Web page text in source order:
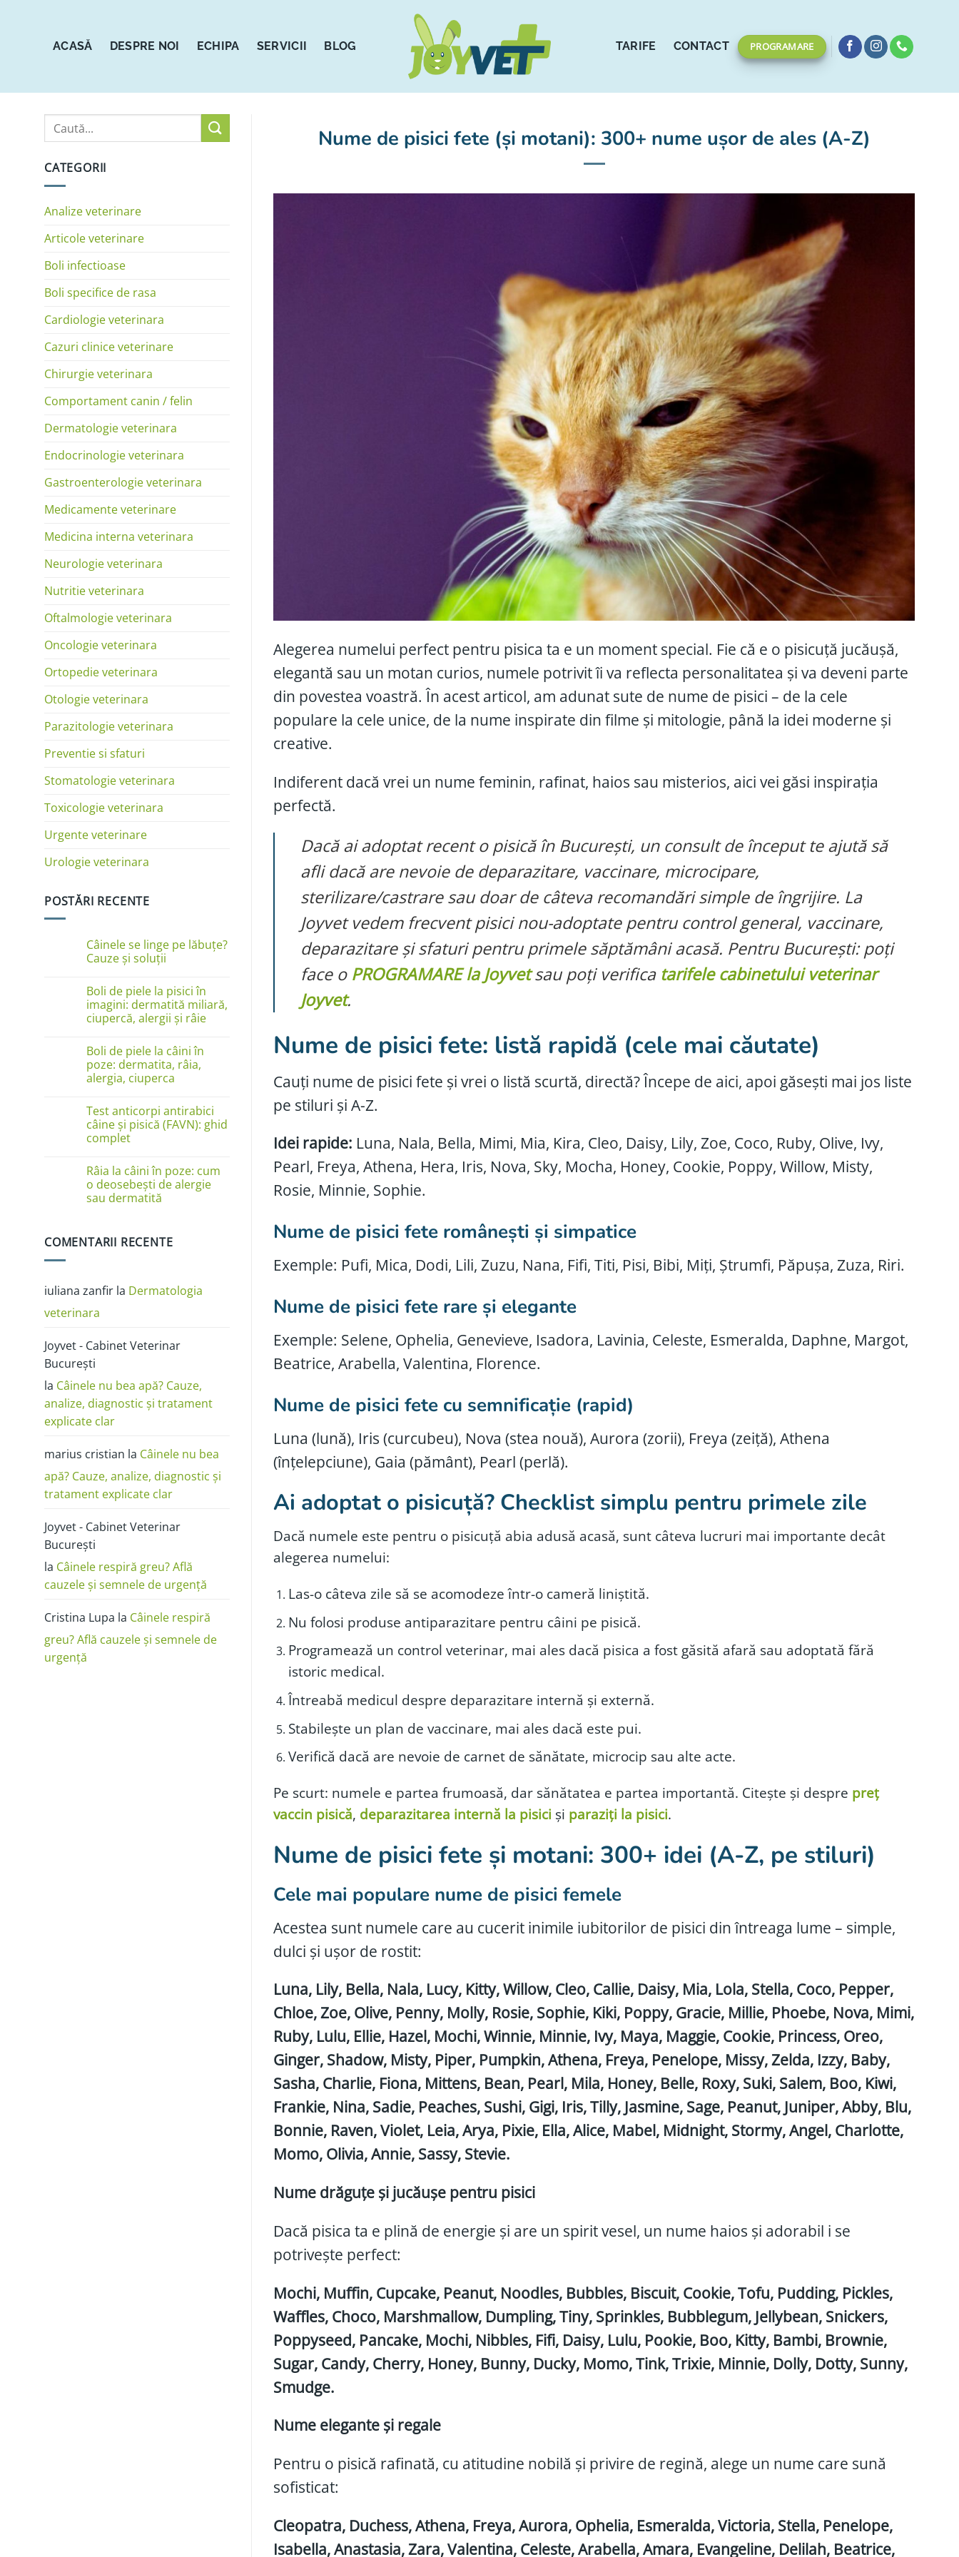
ACASĂ DESPRE NOI ECHIPA SERVICII BLOG TARIFE CONTACT PROGRAMARE
CATEGORII
Analize veterinare
Articole veterinare
Boli infectioase
Boli specifice de rasa
Cardiologie veterinara
Cazuri clinice veterinare
Chirurgie veterinara
Comportament canin / felin
Dermatologie veterinara
Endocrinologie veterinara
Gastroenterologie veterinara
Medicamente veterinare
Medicina interna veterinara
Neurologie veterinara
Nutritie veterinara
Oftalmologie veterinara
Oncologie veterinara
Ortopedie veterinara
Otologie veterinara
Parazitologie veterinara
Preventie si sfaturi
Stomatologie veterinara
Toxicologie veterinara
Urgente veterinare
Urologie veterinara
POSTĂRI RECENTE
Câinele se linge pe lăbuțe?
Cauze și soluții
comentariu
la
Câinele
se
linge
Cauze
și
soluții
Boli de piele la pisici în
imagini: dermatită miliară,
ciupercă, alergii și râie
comentariu
la
Boli
de
piele
în
imagini:
dermatită
miliară,
ciupercă,
și
râie
Boli de piele la câini în
poze: dermatita, râia,
alergia, ciuperca
la
Boli
de
piele
în
poze:
dermatita,
râia,
alergia,
Test anticorpi antirabici
câine și pisică (FAVN): ghid
complet
comentariu
la
Test
anticorpi
antirabici
(FAVN):
ghid
Râia la câini în poze: cum
o deosebești de alergie
sau dermatită
Râia
cum
o
de
dermatită
COMENTARII RECENTE
iuliana zanfir la Dermatologia
veterinara
Joyvet - Cabinet Veterinar
București
la Câinele nu bea apă? Cauze,
analize, diagnostic și tratament
explicate clar
marius cristian la Câinele nu bea
apă? Cauze, analize, diagnostic și
tratament explicate clar
Joyvet - Cabinet Veterinar
București
la Câinele respiră greu? Află
cauzele și semnele de urgență
Cristina Lupa la Câinele respiră
greu? Află cauzele și semnele de
urgență
Nume de pisici fete (și motani): 300+ nume ușor de ales (A-Z)
Alegerea numelui perfect pentru pisica ta e un moment special. Fie că e o pisicuță jucăușă,
elegantă sau un motan curios, numele potrivit îi va reflecta personalitatea și va deveni parte
din povestea voastră. În acest articol, am adunat sute de nume de pisici – de la cele
populare la cele unice, de la nume inspirate din filme și mitologie, până la idei moderne și
creative.
Indiferent dacă vrei un nume feminin, rafinat, haios sau misterios, aici vei găsi inspirația
perfectă.
Dacă ai adoptat recent o pisică în București, un consult de început te ajută să
afli dacă are nevoie de deparazitare, vaccinare, microcipare,
sterilizare/castrare sau doar de câteva recomandări simple de îngrijire. La
Joyvet vedem frecvent pisici nou-adoptate pentru control general, vaccinare,
deparazitare și sfaturi pentru primele săptămâni acasă. Pentru București: poți
face o PROGRAMARE la Joyvetsau poți verifica tarifele cabinetului veterinar
Joyvet.
Nume de pisici fete: listă rapidă (cele mai căutate)
Cauți nume de pisici fete și vrei o listă scurtă, directă? Începe de aici, apoi găsești mai jos liste
pe stiluri și A-Z.
Idei rapide: Luna, Nala, Bella, Mimi, Mia, Kira, Cleo, Daisy, Lily, Zoe, Coco, Ruby, Olive, Ivy,
Pearl, Freya, Athena, Hera, Iris, Nova, Sky, Mocha, Honey, Cookie, Poppy, Willow, Misty,
Rosie, Minnie, Sophie.
Nume de pisici fete românești și simpatice
Exemple: Pufi, Mica, Dodi, Lili, Zuzu, Nana, Fifi, Titi, Pisi, Bibi, Miți, Ștrumfi, Păpușa, Zuza, Riri.
Nume de pisici fete rare și elegante
Exemple: Selene, Ophelia, Genevieve, Isadora, Lavinia, Celeste, Esmeralda, Daphne, Margot,
Beatrice, Arabella, Valentina, Florence.
Nume de pisici fete cu semnificație (rapid)
Luna (lună), Iris (curcubeu), Nova (stea nouă), Aurora (zorii), Freya (zeiță), Athena
(înțelepciune), Gaia (pământ), Pearl (perlă).
Ai adoptat o pisicuță? Checklist simplu pentru primele zile
Dacă numele este pentru o pisicuță abia adusă acasă, sunt câteva lucruri mai importante decât
alegerea numelui:
Las-o câteva zile să se acomodeze într-o cameră liniștită.
Nu folosi produse antiparazitare pentru câini pe pisică.
Programează un control veterinar, mai ales dacă pisica a fost găsită afară sau adoptată fără
istoric medical.
Întreabă medicul despre deparazitare internă și externă.
Stabilește un plan de vaccinare, mai ales dacă este pui.
Verifică dacă are nevoie de carnet de sănătate, microcip sau alte acte.
Pe scurt: numele e partea frumoasă, dar sănătatea e partea importantă. Citește și despre preț
vaccin pisică, deparazitarea internă la pisici și paraziți la pisici.
Nume de pisici fete și motani: 300+ idei (A-Z, pe stiluri)
Cele mai populare nume de pisici femele
Acestea sunt numele care au cucerit inimile iubitorilor de pisici din întreaga lume – simple,
dulci și ușor de rostit:
Luna, Lily, Bella, Nala, Lucy, Kitty, Willow, Cleo, Callie, Daisy, Mia, Lola, Stella, Coco, Pepper,
Chloe, Zoe, Olive, Penny, Molly, Rosie, Sophie, Kiki, Poppy, Gracie, Millie, Phoebe, Nova, Mimi,
Ruby, Lulu, Ellie, Hazel, Mochi, Winnie, Minnie, Ivy, Maya, Maggie, Cookie, Princess, Oreo,
Ginger, Shadow, Misty, Piper, Pumpkin, Athena, Freya, Penelope, Missy, Zelda, Izzy, Baby,
Sasha, Charlie, Fiona, Mittens, Bean, Pearl, Mila, Honey, Belle, Roxy, Suki, Salem, Boo, Kiwi,
Frankie, Nina, Sadie, Peaches, Sushi, Gigi, Iris, Tilly, Jasmine, Sage, Peanut, Juniper, Abby, Blu,
Bonnie, Raven, Violet, Leia, Arya, Pixie, Ella, Alice, Mabel, Midnight, Stormy, Angel, Charlotte,
Momo, Olivia, Annie, Sassy, Stevie.
Nume drăguțe și jucăușe pentru pisici
Dacă pisica ta e plină de energie și are un spirit vesel, un nume haios și adorabil i se
potrivește perfect:
Mochi, Muffin, Cupcake, Peanut, Noodles, Bubbles, Biscuit, Cookie, Tofu, Pudding, Pickles,
Waffles, Choco, Marshmallow, Dumpling, Tiny, Sprinkles, Bubblegum, Jellybean, Snickers,
Poppyseed, Pancake, Mochi, Nibbles, Fifi, Daisy, Lulu, Pookie, Boo, Kitty, Bambi, Brownie,
Sugar, Candy, Cherry, Honey, Bunny, Ducky, Momo, Tink, Trixie, Minnie, Dolly, Dotty, Sunny,
Smudge.
Nume elegante și regale
Pentru o pisică rafinată, cu atitudine nobilă și privire de regină, alege un nume care sună
sofisticat:
Cleopatra, Duchess, Athena, Freya, Aurora, Ophelia, Esmeralda, Victoria, Stella, Penelope,
Isabella, Anastasia, Zara, Valentina, Celeste, Arabella, Amara, Evangeline, Delilah, Beatrice,